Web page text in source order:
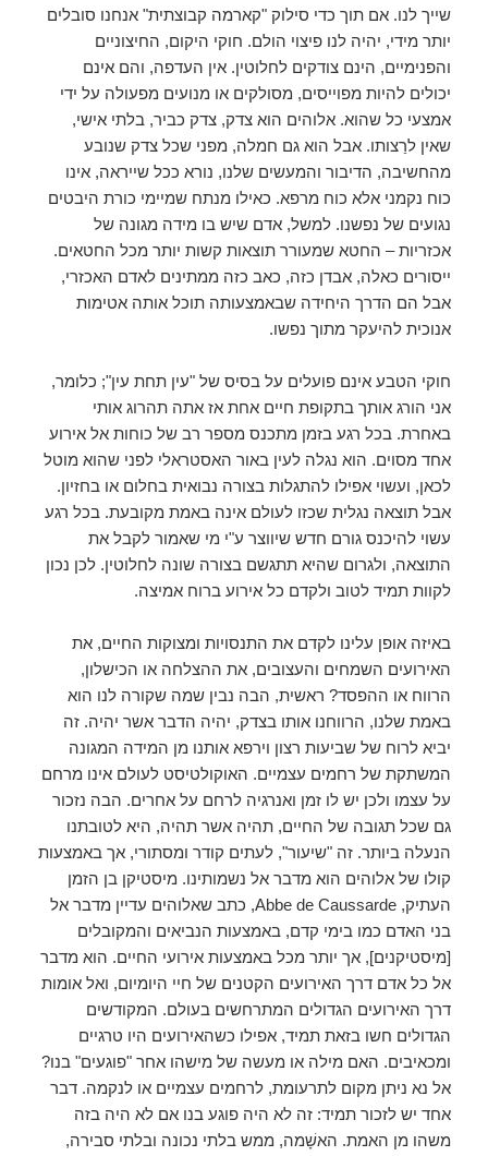
שייך לנו. אם תוך כדי סילוק "קארמה קבוצתית" אנחנו סובלים
יותר מידי, יהיה לנו פיצוי הולם. חוקי היקום, החיצוניים
והפנימיים, הינם צודקים לחלוטין. אין העדפה, והם אינם
יכולים להיות מפוייסים, מסולקים או מנועים מפעולה על ידי
אמצעי כל שהוא. אלוהים הוא צדק, צדק כביר, בלתי אישי,
שאין לרַצותו. אבל הוא גם חמלה, מפני שכל צדק שנובע
מהחשיבה, הדיבור והמעשים שלנו, נורא ככל שייראה, אינו
כוח נקמני אלא כוח מרפא. כאילו מנתח שמיימי כורת היבטים
נגועים של נפשנו. למשל, אדם שיש בו מידה מגונה של
אכזריות – החטא שמעורר תוצאות קשות יותר מכל החטאים.
ייסורים כאלה, אבדן כזה, כאב כזה ממתינים לאדם האכזרי,
אבל הם הדרך היחידה שבאמצעותה תוכל אותה אטימות
אנוכית להיעקר מתוך נפשו.
חוקי הטבע אינם פועלים על בסיס של "עין תחת עין"; כלומר,
אני הורג אותך בתקופת חיים אחת אז אתה תהרוג אותי
באחרת. בכל רגע בזמן מתכנס מספר רב של כוחות אל אירוע
אחד מסוים. הוא נגלה לעין באור האסטראלי לפני שהוא מוטל
לכאן, ועשוי אפילו להתגלות בצורה נבואית בחלום או בחזיון.
אבל תוצאה נגלית שכזו לעולם אינה באמת מקובעת. בכל רגע
עשוי להיכנס גורם חדש שיווצר ע"י מי שאמור לקבל את
התוצאה, ולגרום שהיא תתגשם בצורה שונה לחלוטין. לכן נכון
לקוות תמיד לטוב ולקדם כל אירוע ברוח אמיצה.
באיזה אופן עלינו לקדם את התנסויות ומצוקות החיים, את
האירועים השמחים והעצובים, את ההצלחה או הכישלון,
הרווח או ההפסד? ראשית, הבה נבין שמה שקורה לנו הוא
באמת שלנו, הרווחנו אותו בצדק, יהיה הדבר אשר יהיה. זה
יביא לרוח של שביעות רצון וירפא אותנו מן המידה המגונה
המשתקת של רחמים עצמיים. האוקולטיסט לעולם אינו מרחם
על עצמו ולכן יש לו זמן ואנרגיה לרחם על אחרים. הבה נזכור
גם שכל תגובה של החיים, תהיה אשר תהיה, היא לטובתנו
הנעלה ביותר. זה "שיעור", לעתים קודר ומסתורי, אך באמצעות
קולו של אלוהים הוא מדבר אל נשמותינו. מיסטיקן בן הזמן
העתיק, Abbe de Caussarde, כתב שאלוהים עדיין מדבר אל
בני האדם כמו בימי קדם, באמצעות הנביאים והמקובלים
[מיסטיקנים], אך יותר מכל באמצעות אירועי החיים. הוא מדבר
אל כל אדם דרך האירועים הקטנים של חיי היומיום, ואל אומות
דרך האירועים הגדולים המתרחשים בעולם. המקודשים
הגדולים חשו בזאת תמיד, אפילו כשהאירועים היו טרגיים
ומכאיבים. האם מילה או מעשה של מישהו אחר "פוגעים" בנו?
אל נא ניתן מקום לתרעומת, לרחמים עצמיים או לנקמה. דבר
אחד יש לזכור תמיד: זה לא היה פוגע בנו אם לא היה בזה
משהו מן האמת. האשָׁמה, ממש בלתי נכונה ובלתי סבירה,